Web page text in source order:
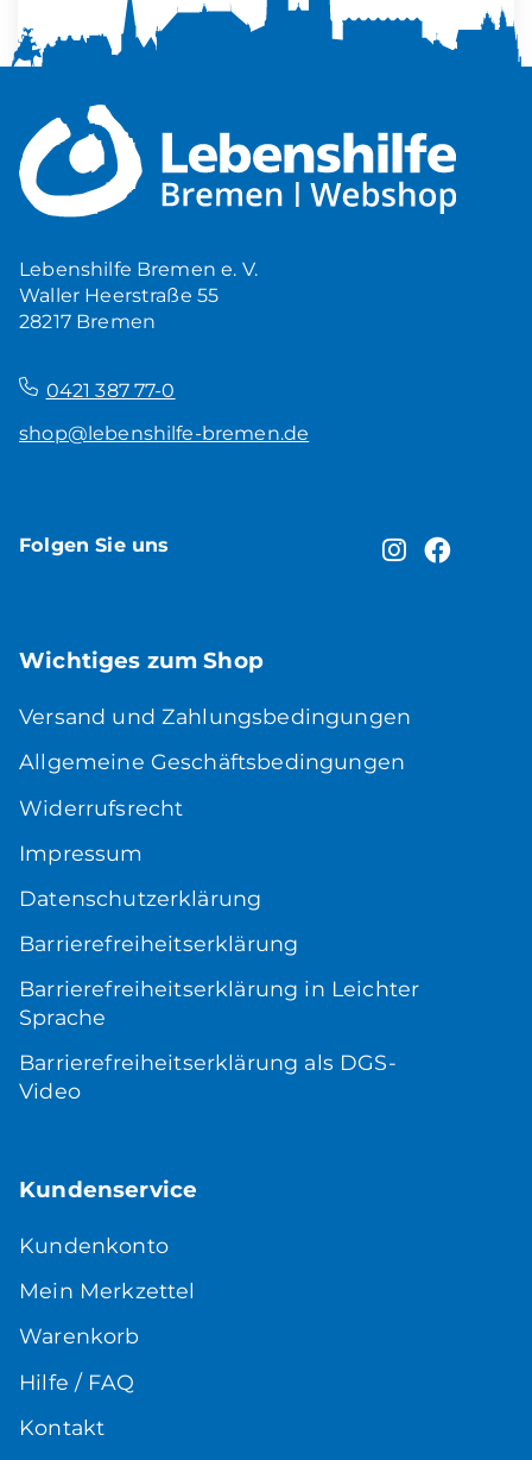
Mehr Ruhe zuhause
5,00€
Lebenshilfe Bremen e. V.
Waller Heerstraße 55
28217 Bremen
0421 387 77-0
shop@lebenshilfe-bremen.de
Folgen Sie uns
Wichtiges zum Shop
Versand und Zahlungsbedingungen
Allgemeine Geschäftsbedingungen
Widerrufsrecht
Impressum
Datenschutzerklärung
Barrierefreiheitserklärung
Barrierefreiheitserklärung in Leichter
Sprache
Barrierefreiheitserklärung als DGS-
Video
Kundenservice
Kundenkonto
Mein Merkzettel
Warenkorb
Hilfe / FAQ
Kontakt